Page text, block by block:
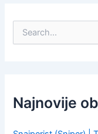
f
oNajnovije